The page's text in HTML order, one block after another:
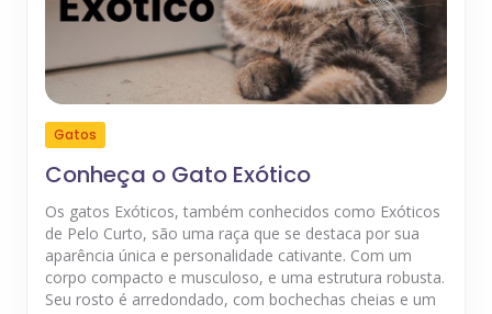
Gatos
Conheça o Gato Exótico
Os gatos Exóticos, também conhecidos como Exóticos
de Pelo Curto, são uma raça que se destaca por sua
aparência única e personalidade cativante. Com um
corpo compacto e musculoso, e uma estrutura robusta.
Seu rosto é arredondado, com bochechas cheias e um